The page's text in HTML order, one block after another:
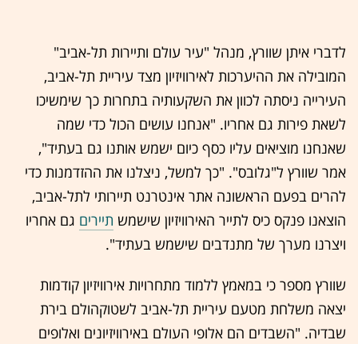
לדברי איתן שוורץ, מנהל "עיר עולם ותיירות תל-אביב"
המובילה את ההיערכות לאירוויזיון מצד עיריית תל-אביב,
העירייה ניסתה לכוון את השקעותיה בתחרות כך שימשיכו
לשאת פירות גם אחריו. "אנחנו עושים הכול כדי שמה
שאנחנו מוציאים עליו כסף כיום ישמש אותנו גם בעתיד",
אמר שוורץ ל"גלובס". "כך למשל, ניצלנו את ההזדמנות כדי
להרים בפעם הראשונה אתר אינטרנט תיירותי לתל-אביב,
הוצאנו פנקס כיס לתייר האירוויזיון שישמש תיירים גם אחריו
ויצרנו מערך של מתנדבים שישמש בעתיד".
שוורץ מספר כי במאמץ ללמוד מתחרויות אירוויזיון קודמות
יצאה משלחת מטעם עיריית תל-אביב לשטוקהולם בירת
שבדיה. "השבדים הם אלופי העולם באירוויזיונים ואלופים